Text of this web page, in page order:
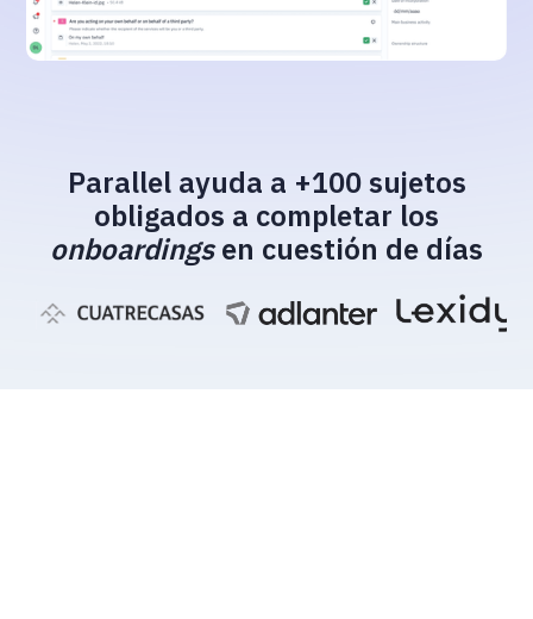
Parallel ayuda a +100 sujetos
obligados a completar los
onboardingsen cuestión de días